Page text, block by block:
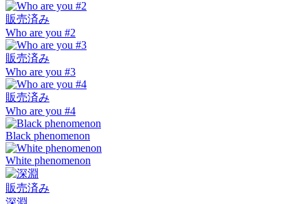
販売済み
Who are you #2
販売済み
Who are you #3
販売済み
Who are you #4
Black phenomenon
White phenomenon
販売済み